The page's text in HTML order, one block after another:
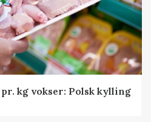
kg vokser: Polsk kylling